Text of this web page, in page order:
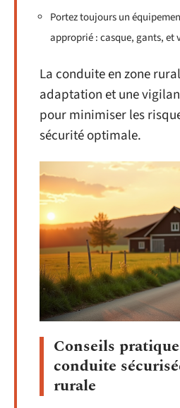
Portez toujours un
approprié : casque, gants, et
La conduite en zone
adaptation et une
pour minimiser les
sécurité optimale.
Conseils
conduite
rurale